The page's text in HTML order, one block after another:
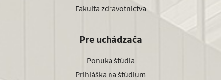
Fakulta zdravotníctva
Pre uchádzača
Ponuka štúdia
Prihláška na štúdium